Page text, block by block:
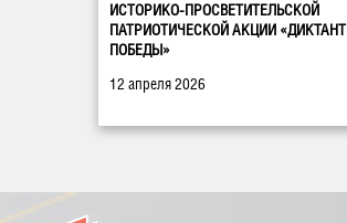
ИСТОРИКО-ПРОСВЕТИТЕЛЬСКОЙ
ПАТРИОТИЧЕСКОЙ АКЦИИ «ДИКТАНТ
ПОБЕДЫ»
12 апреля 2026